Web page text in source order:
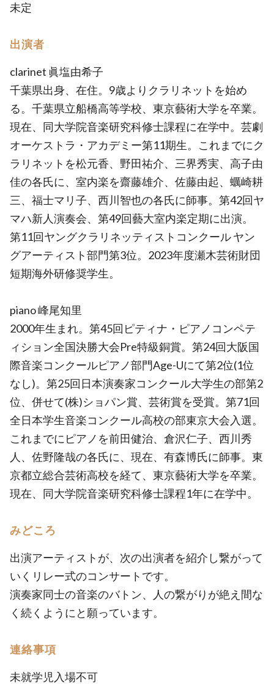
未定
出演者
clarinet 眞塩由希子
千葉県出身、在住。9歳よりクラリネットを始め
る。千葉県立船橋高等学校、東京藝術大学を卒業。
現在、同大学院音楽研究科修士課程に在学中。芸劇
オーケストラ・アカデミー第11期生。これまでにク
ラリネットを松元香、野田祐介、三界秀実、高子由
佳の各氏に、室内楽を齋藤雄介、佐藤由起、蠣崎耕
三、福士マリ子、西川智也の各氏に師事。第42回ヤ
マハ新人演奏会、第49回藝大室内楽定期に出演。
第11回ヤングクラリネッティストコンクール ヤン
グアーティスト部門第3位。2023年度瀬木芸術財団
短期海外研修奨学生。
piano 峰尾知里
2000年生まれ。第45回ピティナ・ピアノコンペテ
ィション全国決勝大会Pre特級銅賞。第24回大阪国
際音楽コンクールピアノ部門Age-Uにて第2位(1位
なし)。第25回日本演奏家コンクール大学生の部第2
位、併せて(株)ショパン賞、芸術賞を受賞。第71回
全日本学生音楽コンクール高校の部東京大会入選。
これまでにピアノを前田健治、倉沢仁子、西川秀
人、佐野隆哉の各氏に、現在、有森博氏に師事。東
京都立総合芸術高校を経て、東京藝術大学を卒業。
現在、同大学院音楽研究科修士課程1年に在学中。
みどころ
出演アーティストが、次の出演者を紹介し繋がって
いくリレー式のコンサートです。
演奏家同士の音楽のバトン、人の繋がりが絶え間な
く続くようにと願っています。
連絡事項
未就学児入場不可